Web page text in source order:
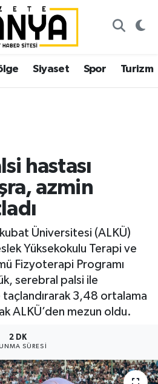
Siyaset Spor Turizm
hastası
azmin
Üniversitesi (ALKÜ)
Yüksekokulu Terapi ve
Fizyoterapi Programı
serebral palsi ile
3,48 ortalama
ALKÜ’den mezun oldu.
2 DK
SÜRESI
Eczaneler
ve Fikstür